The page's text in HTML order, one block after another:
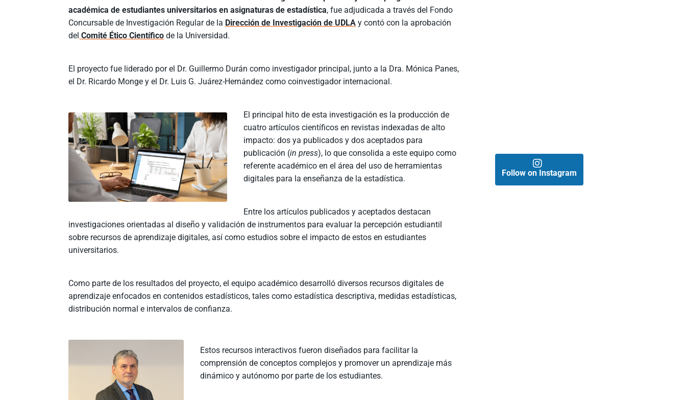
académica de estudiantes universitarios en asignaturas de estadística, fue adjudicada a través del Fondo
Concursable de Investigación Regular de la Dirección de Investigación de UDLA y contó con la aprobación
del Comité Ético Científico de la Universidad.
El proyecto fue liderado por el Dr. Guillermo Durán como investigador principal, junto a la Dra. Mónica Panes,
el Dr. Ricardo Monge y el Dr. Luis G. Juárez-Hernández como coinvestigador internacional.
El principal hito de esta investigación es la producción de
cuatro artículos científicos en revistas indexadas de alto
impacto: dos ya publicados y dos aceptados para
publicación (in press), lo que consolida a este equipo como
referente académico en el área del uso de herramientas
digitales para la enseñanza de la estadística.
Entre los artículos publicados y aceptados destacan
investigaciones orientadas al diseño y validación de instrumentos para evaluar la percepción estudiantil
sobre recursos de aprendizaje digitales, así como estudios sobre el impacto de estos en estudiantes
universitarios.
Como parte de los resultados del proyecto, el equipo académico desarrolló diversos recursos digitales de
aprendizaje enfocados en contenidos estadísticos, tales como estadística descriptiva, medidas estadísticas,
distribución normal e intervalos de confianza.
Estos recursos interactivos fueron diseñados para facilitar la
comprensión de conceptos complejos y promover un aprendizaje más
dinámico y autónomo por parte de los estudiantes.
Follow on Instagram